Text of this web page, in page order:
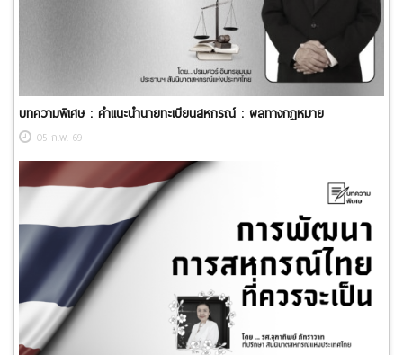
บทความพิเศษ : คำแนะนำนายทะเบียนสหกรณ์ : ผลทางกฎหมาย
05 ก.พ. 69